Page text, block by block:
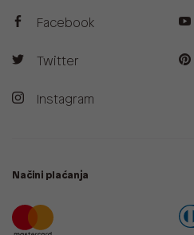
Facebook
Twitter
Instagram
Načini plaćanja